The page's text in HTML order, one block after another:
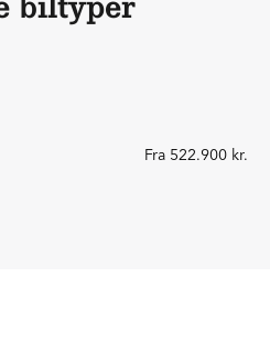
Fra 522.900 kr.